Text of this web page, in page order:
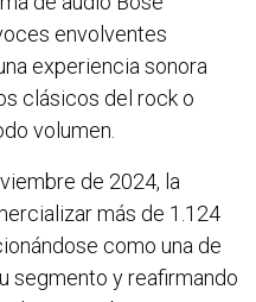
envolventes
experiencia sonora
clásicos del rock o
volumen.
de 2024, la
más de 1.124
como una de
segmento y reafirmando